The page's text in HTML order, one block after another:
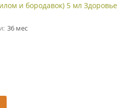
и бородавок) 5 мл Здоровье
36 мес